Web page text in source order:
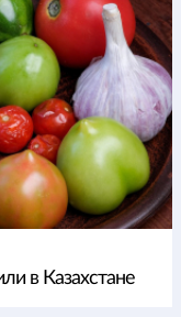
в Казахстане